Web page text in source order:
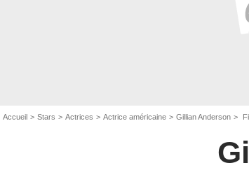
Accueil Stars Actrices Actrice américaine Gillian Anderson